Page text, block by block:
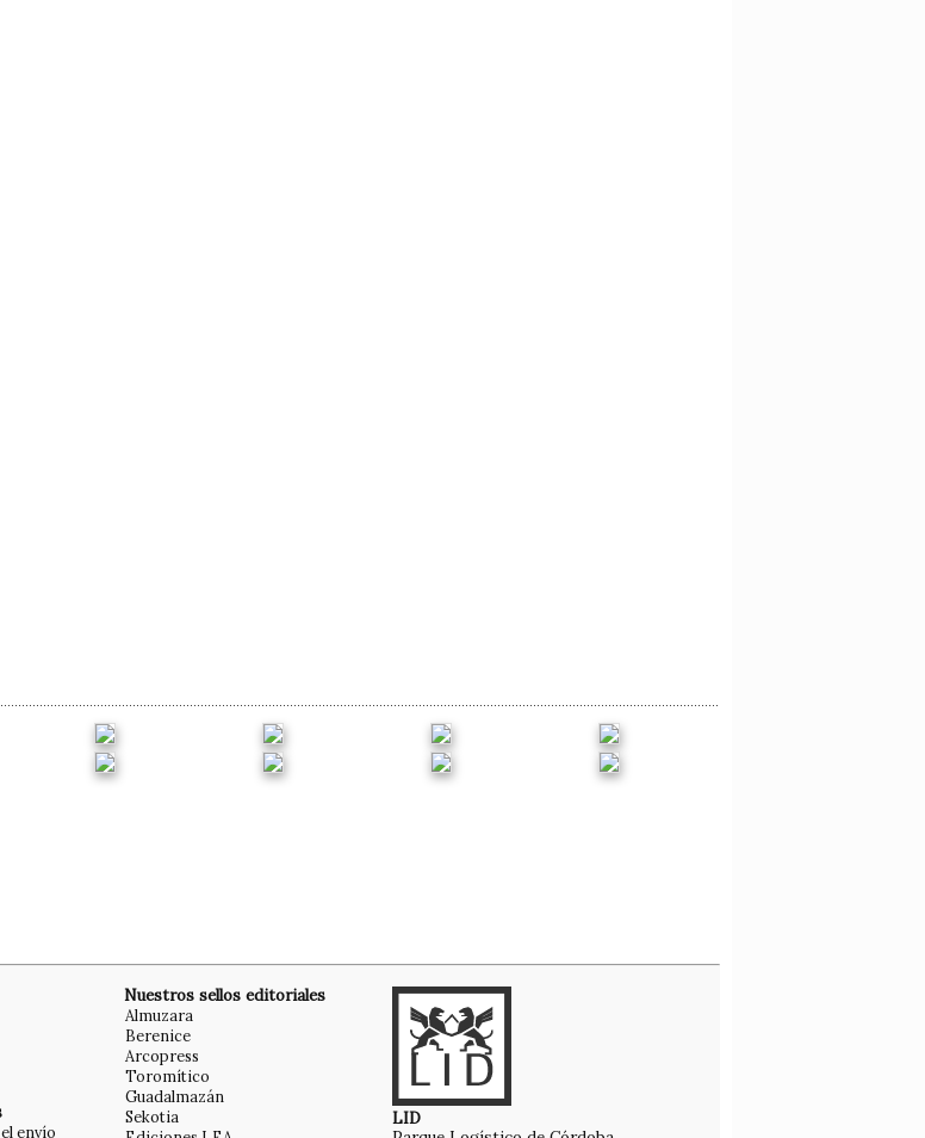
envío
Nuestros sellos editoriales
Almuzara
Berenice
Arcopress
Toromítico
Guadalmazán
Sekotia
LID